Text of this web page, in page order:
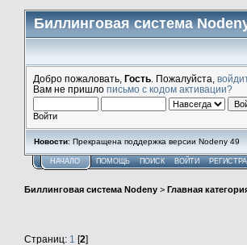
Биллинговая система
Добро пожаловать, Гость . Пожалуйста,
Вам не пришло письмо с кодом активации?
Войти
Новости: Прекращена поддержка версии Nodeny 49
НАЧАЛО ПОМОЩЬ ПОИСК ВОЙТИ
Биллинговая система Nodeny > Главная
Страниц: 1 [2]